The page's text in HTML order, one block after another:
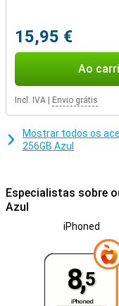
Inteligência da Apple
O iPhone 17 Pro Max
de inteligência pessoal
o a escrever textos, a
mantendo a sua
Intelligence utiliza
100% renovável.
15,95 €
Ao
Incl. IVA Envio grátis
Mostrar todos os
256GB Azul
Especialistas sobre
Azul
iPhoned
8,5